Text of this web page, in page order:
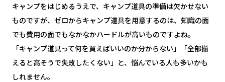
キャンプをはじめるうえで、キャンプ道具の準備は欠かせない
ものですが、ゼロからキャンプ道具を用意するのは、知識の面
でも費用の面でもなかなかハードルが高いものですよね。
「キャンプ道具って何を買えばいいのか分からない」「全部揃
えると高そうで失敗したくない」と、悩んでいる人も多いかも
しれません。